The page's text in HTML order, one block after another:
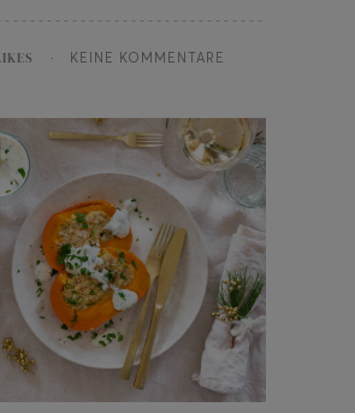
KEINE KOMMENTARE